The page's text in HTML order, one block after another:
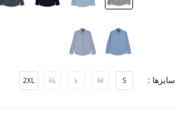
سایزها : S
M
L
XL
2XL